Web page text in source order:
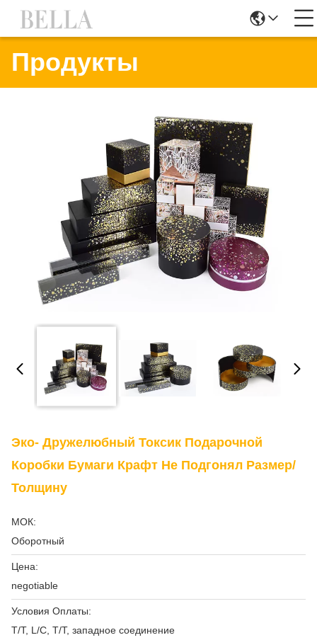
Продукты
Эко- Дружелюбный Токсик Подарочной
Коробки Бумаги Крафт Не Подгонял Размер/
Толщину
МОК:
Оборотный
Цена:
negotiable
Условия Оплаты:
T/T, L/C, T/T, западное соединение